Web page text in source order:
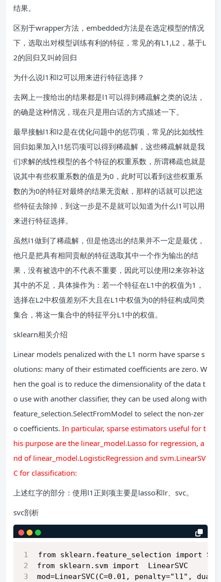
结果。
区别于wrapper方法，embedded方法是在选定模型的情况
下，选取出对模型训练有利的特征，常见的有L1,L2，基于L
2的回归又叫岭回归
为什么说l1和l2可以用来进行特征选择？
去网上一搜给出的结果都是l1可以得到稀疏解之类的说法，
的确是这种情况，现在只是用白话的方式描述一下。
最早接触l1和l2是在优化问题中的惩罚项，常见的比如线性
回归如果加入l1惩罚项可以得到稀疏解，这些稀疏解就是我
们求解的线性模型的各个特征的权重系数，所谓稀疏也就是
说其中有些权重系数的值是为0，此时可以看到这些权重系
数的为0的特征对最终的结果无贡献，那样的话就可以把这
些特征去除掉，到这一步是不是就可以知道为什么l1可以用
来进行特征选择。
虽然l1做到了稀疏解，但是他选出的结果并不一定是最优，
他只是把具有相同贡献的特征选取其中一个作为输出的结
果，没有被选中的不代表不重要，因此可以使用l2来弥补这
其中的不足，具体操作为：若一个特征在L1中的权值为1，
选择在L2中权值差别不大且在L1中权值为0的特征构成同类
集合，将这一集合中的特征平分L1中的权值。
sklearn相关介绍
Linear models penalized with the L1 norm have sparse s
olutions: many of their estimated coefficients are zero. W
hen the goal is to reduce the dimensionality of the data t
o use with another classifier, they can be used along with
feature_selection.SelectFromModel to select the non-zer
o coefficients. In particular, sparse estimators useful for t
his purpose are the linear_model.Lasso for regression, a
nd of linear_model.LogisticRegression and svm.LinearSV
C for classification:
上述红字的部分：使用l1正则项主要是lasso和lr、svc。
svc剖析
from sklearn.feature_selection import
from sklearn.svm import  LinearSVC
mod=LinearSVC(C=0.01, penalty="l1",